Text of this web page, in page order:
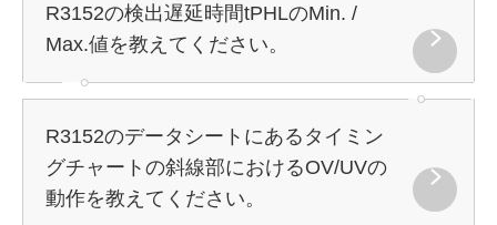
R3152の検出遅延時間tPHLのMin. /
Max.値を教えてください。
R3152のデータシートにあるタイミン
グチャートの斜線部におけるOV/UVの
動作を教えてください。